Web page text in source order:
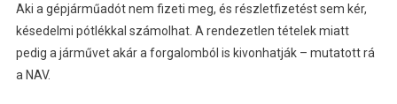
Aki a gépjárműadót nem fizeti meg, és részletfizetést sem kér,
késedelmi pótlékkal számolhat. A rendezetlen tételek miatt
pedig a járművet akár a forgalomból is kivonhatják – mutatott rá
a NAV.